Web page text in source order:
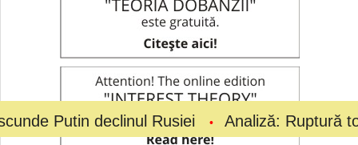
Rusiei Analiză: Ruptură totală la